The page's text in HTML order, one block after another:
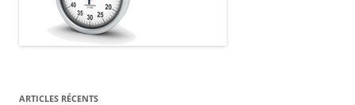
ARTICLES RÉCENTS